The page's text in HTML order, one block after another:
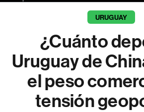
URUGUAY
¿Cuánto
Uruguay de
el peso
tensión